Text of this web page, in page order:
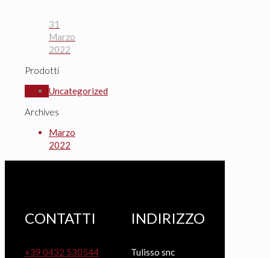
31
Marzo
2022
Prodotti
Uncategorized
Archives
Marzo
2022
CONTATTI
+39 0432 530544
INDIRIZZO
Tulisso snc